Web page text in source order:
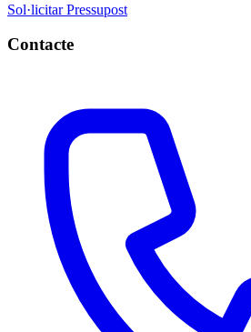
Sol·licitar Pressupost
Contacte